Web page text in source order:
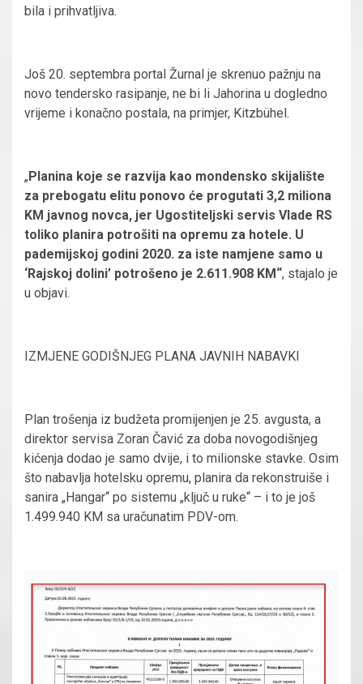
bila i prihvatljiva.
Još 20. septembra portal Žurnal je skrenuo pažnju na
novo tendersko rasipanje, ne bi li Jahorina u dogledno
vrijeme i konačno postala, na primjer, Kitzbühel.
„Planina koje se razvija kao mondensko skijalište
za prebogatu elitu ponovo će progutati 3,2 miliona
KM javnog novca, jer Ugostiteljski servis Vlade RS
toliko planira potrošiti na opremu za hotele. U
pademijskoj godini 2020. za iste namjene samo u
‘Rajskoj dolini’ potrošeno je 2.611.908 KM“, stajalo je
u objavi.
IZMJENE GODIŠNJEG PLANA JAVNIH NABAVKI
Plan trošenja iz budžeta promijenjen je 25. avgusta, a
direktor servisa Zoran Čavić za doba novogodišnjeg
kićenja dodao je samo dvije, i to milionske stavke. Osim
što nabavlja hotelsku opremu, planira da rekonstruiše i
sanira „Hangar“ po sistemu „ključ u ruke“ – i to je još
1.499.940 KM sa uračunatim PDV-om.